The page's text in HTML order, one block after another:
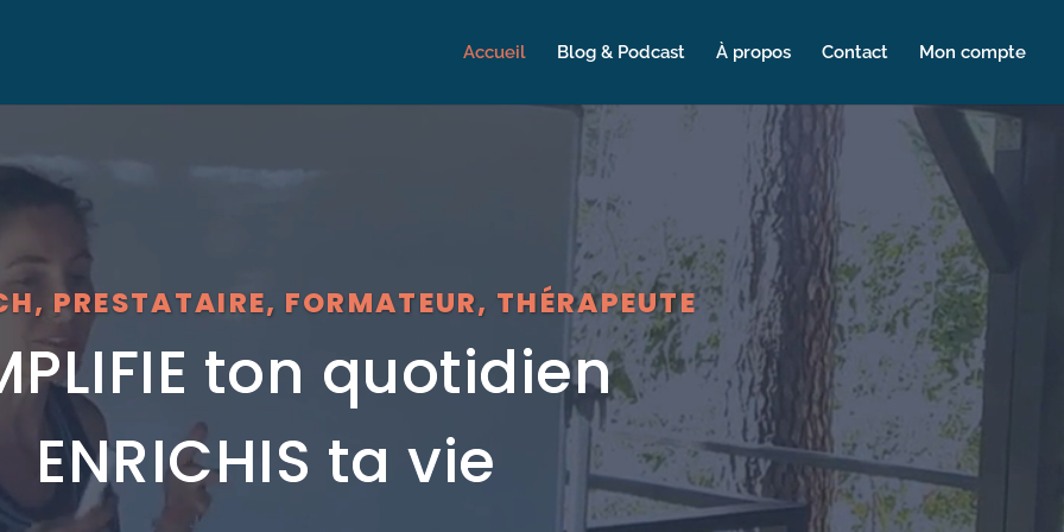
Accueil Blog & Podcast À propos Contact Mon compte
PRESTATAIRE, FORMATEUR, THÉRAPEUTE
ton quotidien
ENRICHIS ta vie